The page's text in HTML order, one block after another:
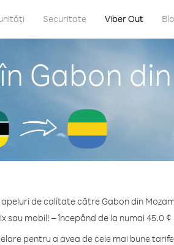
Securitate Viber Out
Gabon
de calitate către Gabon din
sau mobil! – începând de la numai 45.0
pentru a avea de cele mai bune